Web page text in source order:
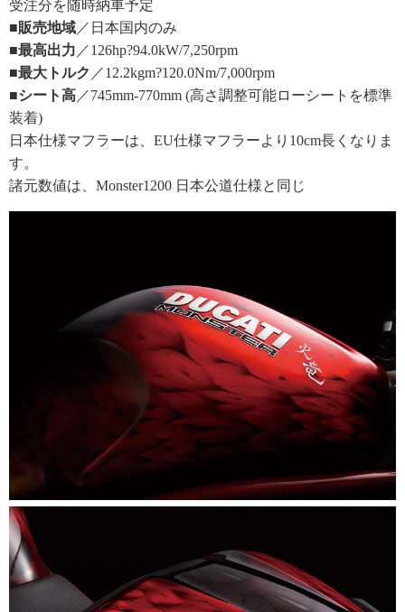
受注分を随時納車予定
■販売地域 ／日本国内のみ
■最高出力 ／126hp?94.0kW/7,250rpm
■最大トルク ／12.2kgm?120.0Nm/7,000rpm
■シート高 ／745mm-770mm (高さ調整可能ローシートを標準
装着)
日本仕様マフラーは、EU仕様マフラーより10cm長くなりま
す。
諸元数値は、Monster1200 日本公道仕様と同じ